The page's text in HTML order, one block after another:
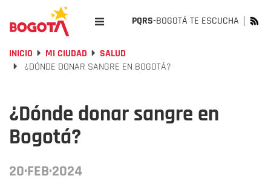
PQRS-BOGOTÁ TE ESCUCHA
INICIO MI CIUDAD
SALUD
¿DÓNDE DONAR SANGRE EN BOGOTÁ?
¿Dónde donar sangre en
Bogotá?
20·FEB·2024